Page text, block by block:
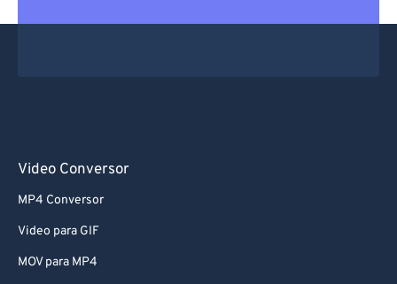
Video Conversor
MP4 Conversor
Video para GIF
MOV para MP4